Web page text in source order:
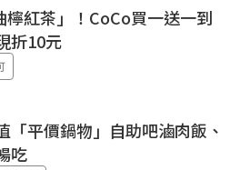
紅茶」！CoCo買一送一到
折10元
「平價鍋物」自助吧滷肉飯、
吃